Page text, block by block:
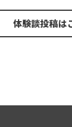
体験談投稿は